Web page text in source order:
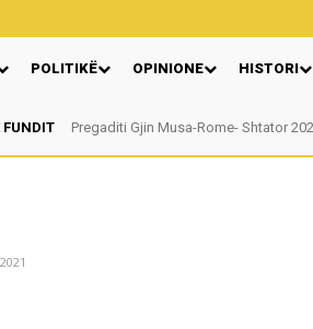
POLITIKË OPINIONE HISTORI
FUNDIT Pregaditi Gjin Musa-Rome- Shtator 2025
Nga: Ndue Dedaj